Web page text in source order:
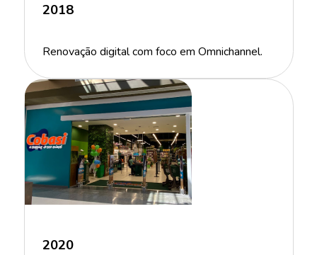
2018
Renovação digital com foco em Omnichannel.
2020